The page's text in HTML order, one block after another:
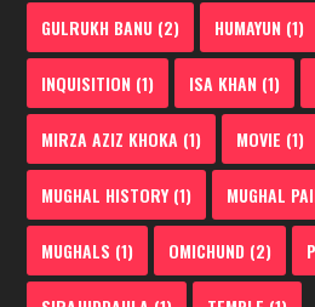
GULRUKH BANU (2) HUMAYUN (1)
INQUISITION (1) ISA KHAN (1)
MIRZA AZIZ KHOKA (1) MOVIE (1)
MUGHAL HISTORY(1) MUGHAL
MUGHALS (1) OMICHUND (2)